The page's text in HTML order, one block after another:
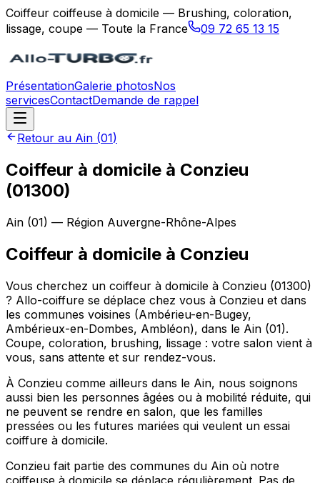
Coiffeur coiffeuse à domicile — Brushing, coloration,
lissage, coupe — Toute la France
09 72 65 13 15
PrésentationGalerie photosNos
servicesContactDemande de rappel
Retour au Ain (01)
Coiffeur à domicile à Conzieu
(01300)
Ain (01) — Région Auvergne-Rhône-Alpes
Coiffeur à domicile à Conzieu
Vous cherchez un coiffeur à domicile à Conzieu (01300)
? Allo-coiffure se déplace chez vous à Conzieu et dans
les communes voisines (Ambérieu-en-Bugey,
Ambérieux-en-Dombes, Ambléon), dans le Ain (01).
Coupe, coloration, brushing, lissage : votre salon vient à
vous, sans attente et sur rendez-vous.
À Conzieu comme ailleurs dans le Ain, nous soignons
aussi bien les personnes âgées ou à mobilité réduite, qui
ne peuvent se rendre en salon, que les familles
pressées ou les futures mariées qui veulent un essai
coiffure à domicile.
Conzieu fait partie des communes du Ain où notre
coiffeuse à domicile se déplace régulièrement. Pas de